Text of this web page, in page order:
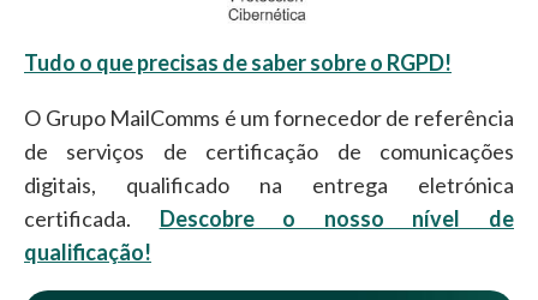
Tudo o que precisas de saber sobre o RGPD!
O Grupo MailComms é um fornecedor de referência
de serviços de certificação de comunicações
digitais, qualificado na entrega eletrónica
certificada. Descobre o nosso nível de
qualificação!